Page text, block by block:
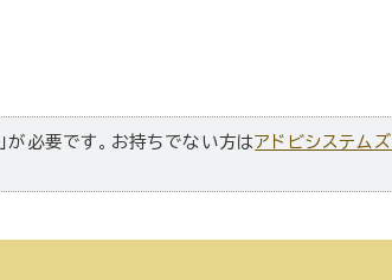
が必要です。お持ちでない方はアドビシステム